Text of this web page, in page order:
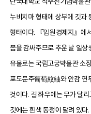
누비치마 형태에 상부에 깃과
형태이다. 『임원경제지』에
몸을 감싸주므로 추운 날 일상
유물로는 국립고궁박물관 소
포도문주葡萄紋紬와 안감 연
것이다. 길 좌우에는 무가 달
깃에는 흰색 동정이 달려 있